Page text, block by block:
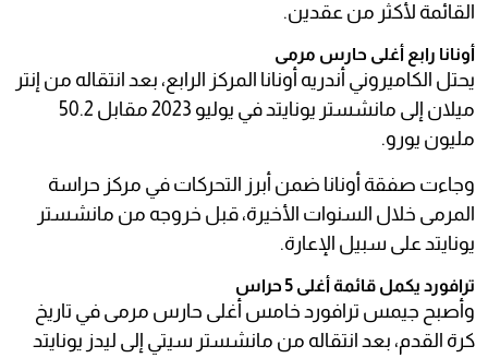
القائمة لأكثر من عقدين.
أونانا رابع أغلى حارس مرمى
يحتل الكاميروني أندريه أونانا المركز الرابع، بعد انتقاله من إنتر
ميلان إلى مانشستر يونايتد في يوليو 2023 مقابل 50.2
مليون يورو.
وجاءت صفقة أونانا ضمن أبرز التحركات في مركز حراسة
المرمى خلال السنوات الأخيرة، قبل خروجه من مانشستر
يونايتد على سبيل الإعارة.
ترافورد يكمل قائمة أغلى 5 حراس
وأصبح جيمس ترافورد خامس أغلى حارس مرمى في تاريخ
كرة القدم، بعد انتقاله من مانشستر سيتي إلى ليدز يونايتد